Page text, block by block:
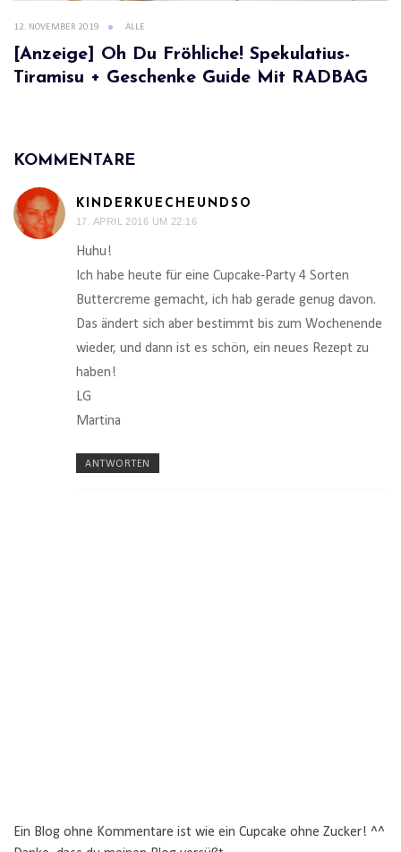
12. NOVEMBER 2019 ALLE
[Anzeige] Oh Du Fröhliche! Spekulatius-
Tiramisu + Geschenke Guide Mit RADBAG
KOMMENTARE
KINDERKUECHEUNDSO
17. APRIL 2016 UM 22:16
Huhu!
Ich habe heute für eine Cupcake-Party 4 Sorten
Buttercreme gemacht, ich hab gerade genug davon.
Das ändert sich aber bestimmt bis zum Wochenende
wieder, und dann ist es schön, ein neues Rezept zu
haben!
LG
Martina
ANTWORTEN
Ein Blog ohne Kommentare ist wie ein Cupcake ohne Zucker! ^^